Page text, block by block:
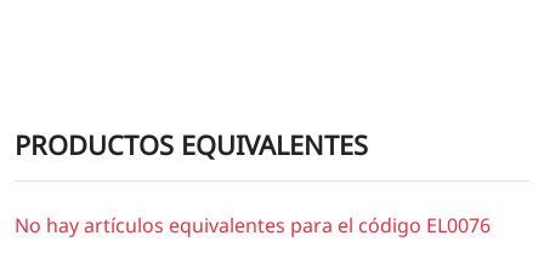
PRODUCTOS EQUIVALENTES
No hay artículos equivalentes para el código EL0076